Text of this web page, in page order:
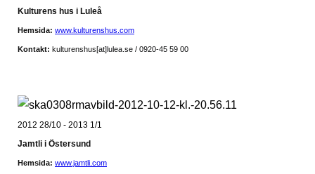
Kulturens hus i Luleå
Hemsida: www.kulturenshus.com
Kontakt: kulturenshus[at]lulea.se / 0920-45 59 00
2012 28/10 - 2013 1/1
Jamtli i Östersund
Hemsida: www.jamtli.com